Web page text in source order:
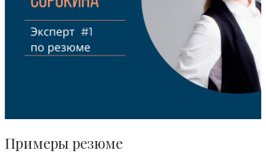
Примеры резюме